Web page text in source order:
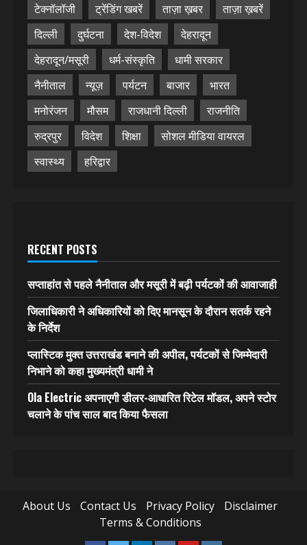
टेक्नॉलॉजी
ट्रेंडिंग खबरें ताज़ा ख़बर
ताज़ा ख़बरें
दिल्ली
दुर्घटना देश-विदेश
देहरादून
देहरादून/मसूरी
धर्म-संस्कृति
धामी सरकार
नैनीताल
न्यूज़ पर्यटन बाजार
भारत
मनोरंजन
मौसम राजधानी दिल्ली
राजनीति
रुद्रपुर
विदेश शिक्षा
सोशल मीडिया वायरल
स्वास्थ्य
हरिद्वार
RECENT POSTS
सप्ताहांत से पहले नैनीताल और मसूरी में बढ़ी पर्यटकों की आवाजाही
जिलाधिकारी ने अधिकारियों को दिए मानसून के दौरान सतर्क रहने
के निर्देश
प्लास्टिक मुक्त उत्तराखंड बनाने की अपील, पर्यटकों से जिम्मेदारी
निभाने को कहा मुख्यमंत्री धामी ने
Ola Electric अपनाएगी डीलर-आधारित रिटेल मॉडल, अपने स्टोर
चलाने के पांच साल बाद किया फैसला
About Us Contact Us Privacy Policy
Disclaimer
Terms & Conditions